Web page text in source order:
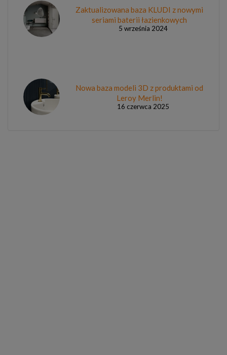
Zaktualizowana baza KLUDI z nowymi
seriami baterii łazienkowych
5 września 2024
Nowa baza modeli 3D z produktami od
Leroy Merlin!
16 czerwca 2025